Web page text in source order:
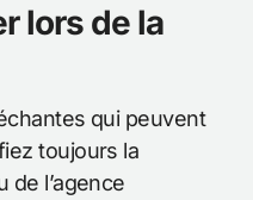
lors de la
qui peuvent
toujours la
de l’agence